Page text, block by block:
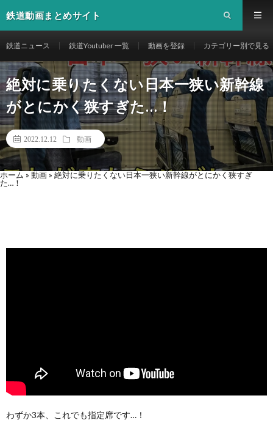
鉄道動画まとめサイト
鉄道ニュース 鉄道Youtuber 一覧 動画を登録 カテゴリー別で見る
絶対に乗りたくない日本一狭い新幹線
がとにかく狭すぎた…！
2022.12.12 動画
ホーム » 動画 » 絶対に乗りたくない日本一狭い新幹線がとにかく狭すぎ
た…！
わずか3本、これでも指定席です…！